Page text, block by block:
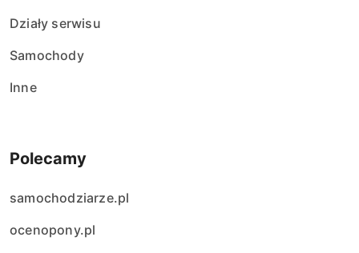
Działy serwisu
Samochody
Inne
Polecamy
samochodziarze.pl
ocenopony.pl